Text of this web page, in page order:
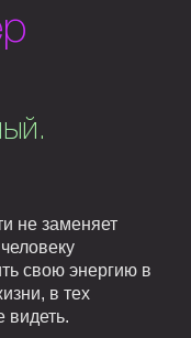
не заменяет
свою энергию в
в тех
видеть.